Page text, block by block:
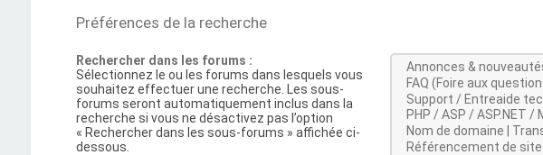
Préférences de la recherche
Rechercher dans les forums :
Sélectionnez le ou les forums dans lesquels vous
souhaitez effectuer une recherche. Les sous-
forums seront automatiquement inclus dans la
recherche si vous ne désactivez pas l’option
« Rechercher dans les sous-forums » affichée ci-
dessous.